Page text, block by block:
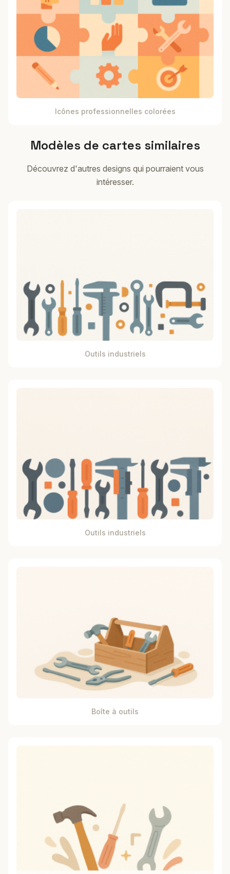
Icônes professionnelles colorées
Modèles de cartes similaires
Découvrez d'autres designs qui pourraient vous
intéresser.
Outils industriels
Outils industriels
Boîte à outils